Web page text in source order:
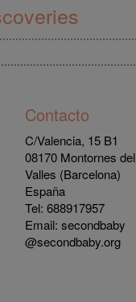
Contacto
C/Valencia, 15 B1
08170 Montornes del
Valles (Barcelona)
España
Tel: 688917957
Email:secondbaby
@secondbaby.org